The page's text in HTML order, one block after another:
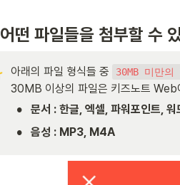
어떤 파일들을 첨부할 수
아래의 파일 형식들 중 30MB 미만
30MB 이상의 파일은 키즈노트 Web
• 문서 : 한글, 엑셀, 파워포인트,
• 음성 : MP3, M4A